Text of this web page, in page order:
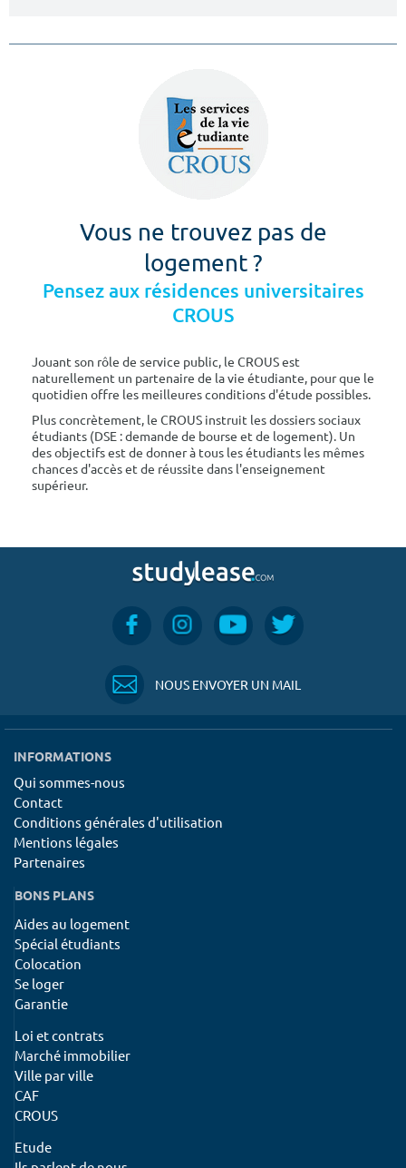
Vous ne trouvez pas de
logement ?
Pensez aux résidences universitaires
CROUS
Jouant son rôle de service public, le CROUS est
naturellement un partenaire de la vie étudiante, pour que le
quotidien offre les meilleures conditions d'étude possibles.
Plus concrètement, le CROUS instruit les dossiers sociaux
étudiants (DSE : demande de bourse et de logement). Un
des objectifs est de donner à tous les étudiants les mêmes
chances d'accès et de réussite dans l'enseignement
supérieur.
NOUS ENVOYER UN MAIL
INFORMATIONS
Qui sommes-nous
Contact
Conditions générales d'utilisation
Mentions légales
Partenaires
BONS PLANS
Aides au logement
Spécial étudiants
Colocation
Se loger
Garantie
Loi et contrats
Marché immobilier
Ville par ville
CAF
CROUS
Etude